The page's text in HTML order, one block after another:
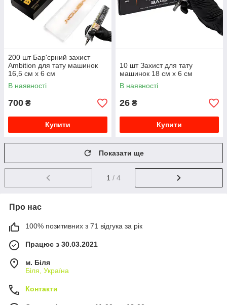
200 шт Бар'єрний захист
Ambition для тату машинок
16,5 см х 6 см
В наявності
700 ₴
Купити
10 шт Захист для тату
машинок 18 см х 6 см
В наявності
26 ₴
Купити
Показати ще
1 / 4
Про нас
100% позитивних з 71 відгука за рік
Працює з 30.03.2021
м. Біля
Біля, Україна
Контакти